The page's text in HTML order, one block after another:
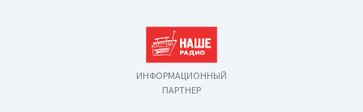
ИНФОРМАЦИОННЫЙ
ПАРТНЕР